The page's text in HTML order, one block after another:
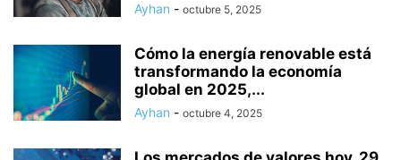
Ayhan - octubre 5, 2025
Cómo la energía renovable está
transformando la economía
global en 2025,...
Ayhan - octubre 4, 2025